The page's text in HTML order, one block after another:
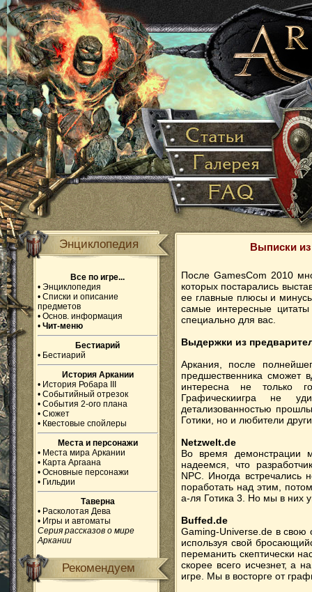
Энциклопедия
Все по игре...
• Энциклопедия
• Списки и описание
предметов
• Основ. информация
• Чит-меню
Бестиарий
• Бестиарий
История Аркании
• История Робара III
• Событийный отрезок
• События 2-ого плана
• Сюжет
• Квестовые спойлеры
Места и персонажи
• Места мира Аркании
• Карта Аргаана
• Основные персонажи
• Гильдии
Таверна
• Расколотая Дева
• Игры и автоматы
Серия рассказов о мире
Аркании
Рекомендуем
Выписки из
После GamesCom 2010
которых постарались
ее главные плюсы и
самые интересные
специально для вас.
Выдержки из
Аркания, после
предшественника сможет
интересна не только
Графическиигра не
детализованностью
Готики, но и любители
Netzwelt.de
Во время демонстрации
надеемся, что
NPC. Иногда встречались
поработать над этим,
а-ля Готика 3. Но мы в них
Buffed.de
Gaming-Universe.de в свою
используя свой
переманить скептически
скорее всего исчезнет, а
игре. Мы в восторге от